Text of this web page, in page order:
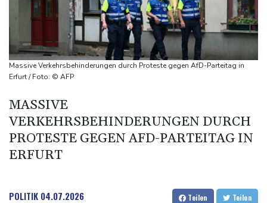
kündigt Berufung an
Direkt-ICE Berlin-Paris bleibt wegen Technikproblemen vorerst
unterbrochen
Selenskyj erstmals seit Beginn von Ukraine-Krieg nach Serbien
gereist
Flughafen zurück
US-Berufungsgericht bestätigt Aussetzung von Trumps
umstrittenen Ballsaal-Plänen
Nach Andrang auf Ceuta: Spanien und Italien streiten über
Massive Verkehrsbehinderungen durch Proteste gegen AfD-Parteitag in
Erfurt / Foto: © AFP
MASSIVE
VERKEHRSBEHINDERUNGEN DURCH
PROTESTE GEGEN AFD-PARTEITAG IN
ERFURT
POLITIK 04.07.2026 Teilen Teilen